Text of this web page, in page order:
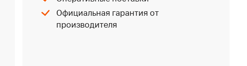
Официальная гарантия от
производителя